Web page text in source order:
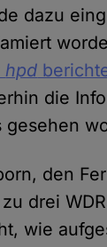
dazu
hpd
die
den
drei
wie